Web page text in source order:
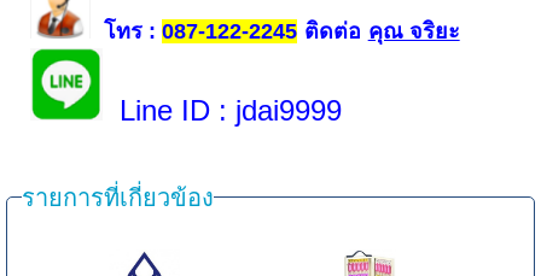
โทร: 087-122-2245ติดต่อ คุณ จริยะ
Line ID : jdai9999
รายการที่เกี่ยวข้อง